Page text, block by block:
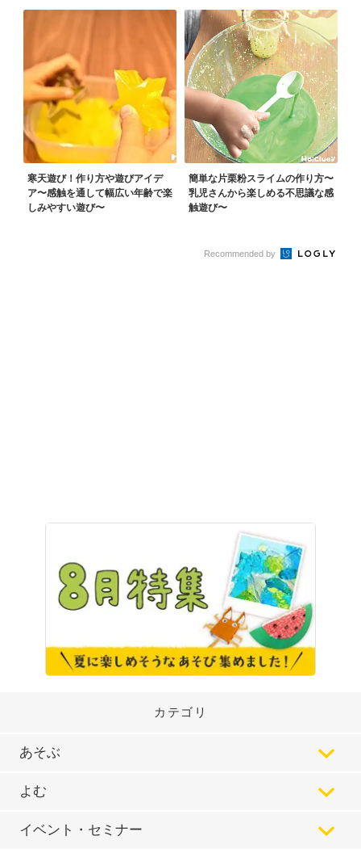
寒天遊び！作り方や遊びアイデ
ア〜感触を通して幅広い年齢で楽
しみやすい遊び〜
簡単な片栗粉スライムの作り方〜
乳児さんから楽しめる不思議な感
触遊び〜
Recommended by
カテゴリ
あそぶ
よむ
イベント・セミナー